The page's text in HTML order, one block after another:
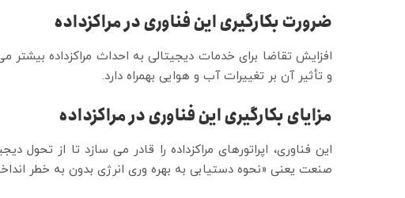
ضرورت بکارگیری این فناوری در مراکزداده
افزایش تقاضا برای خدمات دیجیتالی به احداث مراکزداده بیشتر
و تأثیر آن بر تغییرات آب و هوایی بهمراه دارد.
مزایای بکارگیری این فناوری در مراکزداده
این فناوری، اپراتورهای مراكزداده را قادر می سازد تا از
صنعت یعنی «نحوه دستیابی به بهره وری انرژی بدون به خطر